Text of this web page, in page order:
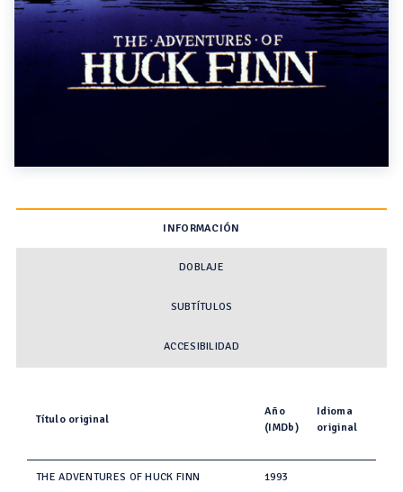
INFORMACIÓN
DOBLAJE
SUBTÍTULOS
ACCESIBILIDAD
Título original
Año
(IMDb)
Idioma
original
THE ADVENTURES OF HUCK FINN 1993